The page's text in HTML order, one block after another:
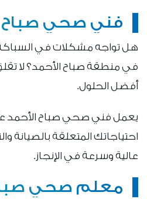
فني صحي صباح
هل تواجه مشكلات في
في منطقة صباح الأحمد؟ لا
أفضل الحلول.
يعمل فني صحي صباح الأحمد
احتياجاتك المتعلقة بالصيانة
عالية وسرعة في الإنجاز.
معلم صحي